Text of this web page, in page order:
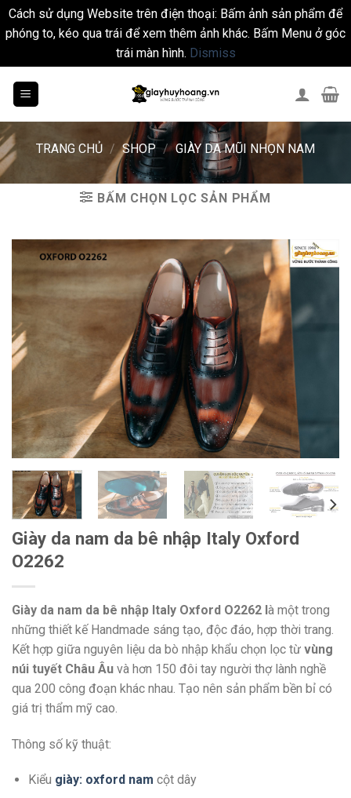
Cách sử dụng Website trên điện thoại: Bấm ảnh sản phẩm để
phóng to, kéo qua trái để xem thêm ảnh khác. Bấm Menu ở góc
trái màn hình. Dismiss
TRANG CHỦ / SHOP / GIÀY DA MŨI NHỌN NAM
BẤM CHỌN LỌC SẢN PHẨM
Giày da nam da bê nhập Italy Oxford
O2262
Giày da nam da bê nhập Italy Oxford O2262 là một trong
những thiết kế Handmade sáng tạo, độc đáo, hợp thời trang.
Kết hợp giữa nguyên liệu da bò nhập khẩu chọn lọc từ vùng
núi tuyết Châu Âu và hơn 150 đôi tay người thợ lành nghề
qua 200 công đoạn khác nhau. Tạo nên sản phẩm bền bỉ có
giá trị thẩm mỹ cao.
Thông số kỹ thuật:
Kiểu giày: oxford nam cột dây